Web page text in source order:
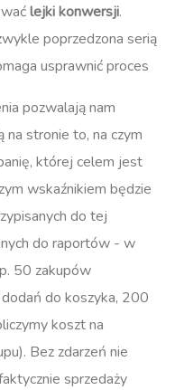
lejki konwersji.
poprzedzona serią
usprawnić proces​
pozwalają nam
stronie to, na czym
której celem jest
wskaźnikiem będzie
do tej
do raportów - w
50 zakupów
do koszyka, 200
koszt na
Bez zdarzeń nie
sprzedaży